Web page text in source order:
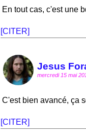
En tout cas, c'est une
[CITER]
Jesus
mercredi 15 mai
C'est bien avancé, ça
[CITER]